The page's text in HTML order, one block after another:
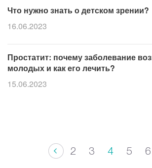
Что нужно знать о детском зрении?
16.06.2023
Простатит: почему заболевание
молодых и как его лечить?
15.06.2023
2 3 4 5 6